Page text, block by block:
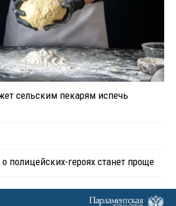
сельским пекарям испечь
полицейских-героях станет проще